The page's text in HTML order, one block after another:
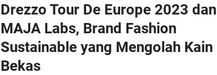
Drezzo Tour De Europe 2023 dan
MAJA Labs, Brand Fashion
Sustainable yang Mengolah Kain
Bekas